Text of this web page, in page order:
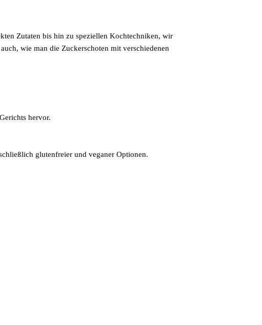
Zutaten bis hin zu speziellen Kochtechniken, wir
wie man die Zuckerschoten mit verschiedenen
hervor.
glutenfreier und veganer Optionen.